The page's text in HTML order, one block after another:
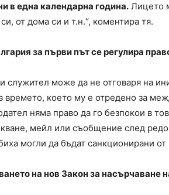
в една календарна година. Лицето
от дома си и т.н.“, коментира тя.
за първи път се регулира
служител може да не отговаря на
времето, което му е отредено за
няма право да го безпокои в
мейл или съобщение след
могли да бъдат санкционирани от
на нов Закон за насърчаване